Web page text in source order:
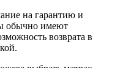
на гарантию и
обычно имеют
возврата в